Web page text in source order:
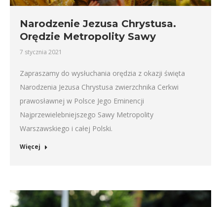
Narodzenie Jezusa Chrystusa.
Orędzie Metropolity Sawy
7 stycznia 2021
Zapraszamy do wysłuchania orędzia z okazji święta
Narodzenia Jezusa Chrystusa zwierzchnika Cerkwi
prawosławnej w Polsce Jego Eminencji
Najprzewielebniejszego Sawy Metropolity
Warszawskiego i całej Polski.
Więcej